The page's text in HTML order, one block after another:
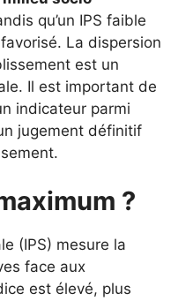
qu’un IPS faible
La dispersion
est un
Il est important de
indicateur parmi
jugement définitif
?
(IPS) mesure la
face aux
est élevé, plus